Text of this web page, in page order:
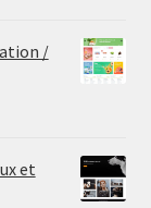
/
et